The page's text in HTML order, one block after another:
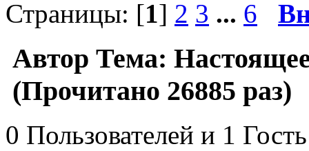
Страницы: [1] 2 3 ... 6
Автор Тема:
(Прочитано 26885 раз)
0 Пользователей и 1